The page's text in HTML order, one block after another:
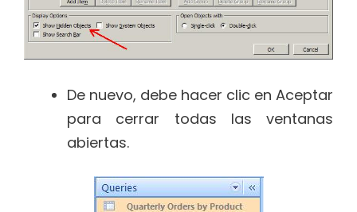
De nuevo, debe hacer clic en Aceptar
para cerrar todas las ventanas
abiertas.